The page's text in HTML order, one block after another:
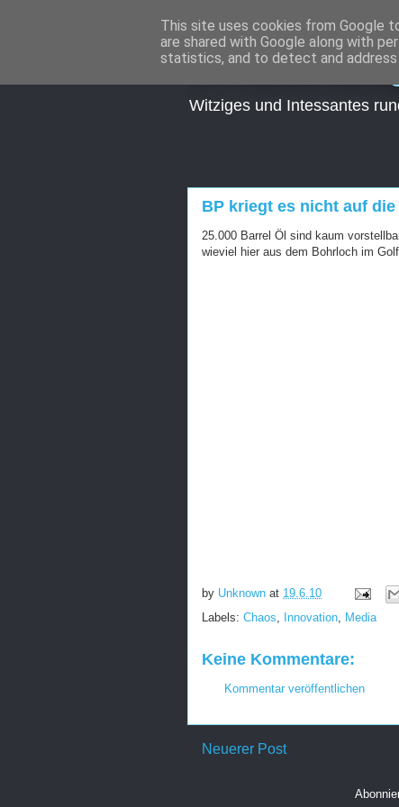
in Reihe
Witziges und Intessantes
BP kriegt es nicht auf die
25.000 Barrel Öl sind kaum
wieviel hier aus dem Bohrloch im
by Unknown at 19.6.10
Labels: Chaos, Innovation, Media
Keine Kommentare:
Kommentar veröffentlichen
Neuerer Post
This site uses cookies from Google
are shared with Google along with
statistics, and to detect and address